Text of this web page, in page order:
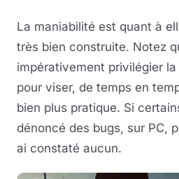
La maniabilité est quant à
très bien construite. Notez
impérativement privilégier
pour viser, de temps en
bien plus pratique. Si
dénoncé des bugs, sur PC,
ai constaté aucun.